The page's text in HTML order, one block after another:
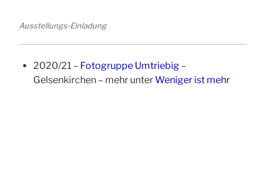
Ausstellungs-Einladung
2020/21 – Fotogruppe Umtriebig –
Gelsenkirchen – mehr unterWeniger ist mehr